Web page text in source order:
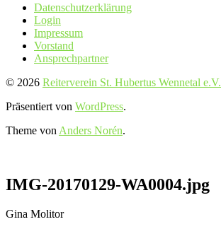
Datenschutz­erklärung
Login
Impressum
Vorstand
Ansprechpartner
© 2026 Reiterverein St. Hubertus Wennetal e.V.
Präsentiert von WordPress.
Theme von Anders Norén.
IMG-20170129-WA0004.jpg
Gina Molitor